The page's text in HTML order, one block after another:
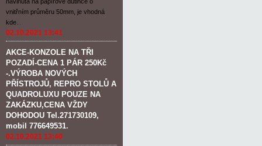
vnitřním průměru 50mm, je vhodná
kde...
02.10.2021 13:41
AKCE-KONZOLE NA TŘI
POZADÍ-CENA 1 PÁR 250Kč
-.VÝROBA NOVÝCH
PŘÍSTROJŮ, REPRO STOLŮ A
QUADROLUXU POUZE NA
ZAKÁZKU,CENA VŽDY
DOHODOU Tel.271730109,
mobil 776649531.
02.10.2021 13:40